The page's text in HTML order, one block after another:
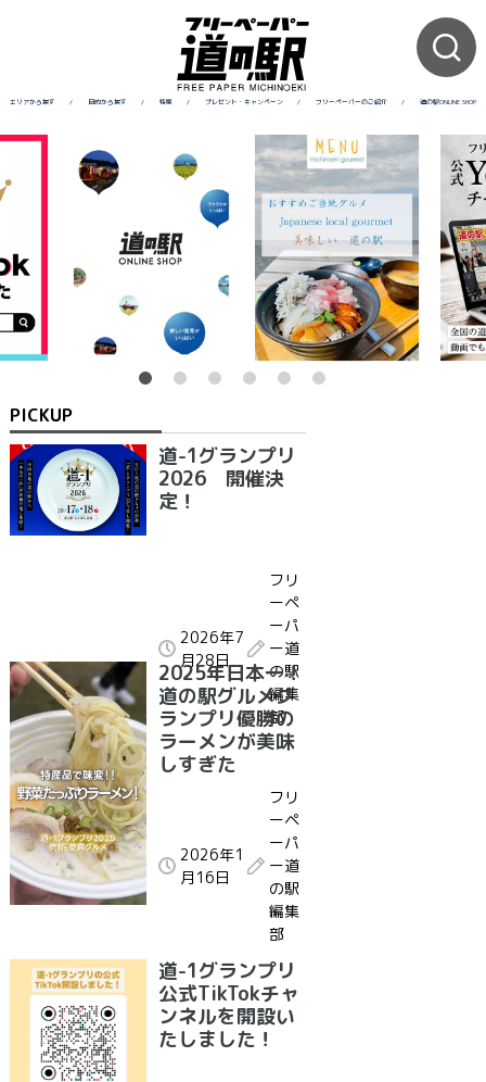
エリアから探す / 目的から探す / 特集 / プレゼント・キャンペーン / フリーペーパーのご紹介 / 道の駅ONLINE SHOP
PICKUP
道-1グランプリ
2026 開催決
定！
2026年7
月28日
フリ
ーペ
ーパ
ー道
の駅
編集
部
2025年日本一！
道の駅グルメグ
ランプリ優勝の
ラーメンが美味
しすぎた
2026年1
月16日
フリ
ーペ
ーパ
ー道
の駅
編集
部
道-1グランプリ
公式TikTokチャ
ンネルを開設い
たしました！